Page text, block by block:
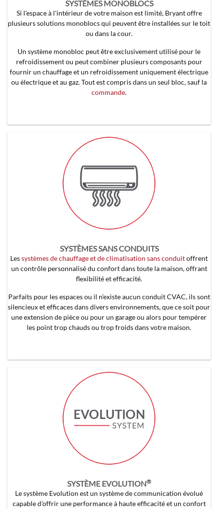
SYSTÈMES MONOBLOCS
Si l'espace à l'intérieur de votre maison est limité, Bryant offre
plusieurs solutions monoblocs qui peuvent être installées sur le toit
ou dans la cour.
Un système monobloc peut être exclusivement utilisé pour le
refroidissement ou peut combiner plusieurs composants pour
fournir un chauffage et un refroidissement uniquement électrique
ou électrique et au gaz. Tout est compris dans un seul bloc, sauf la
commande.
SYSTÈMES SANS CONDUITS
Lessystèmes de chauffage et de climatisation sans conduitoffrent
un contrôle personnalisé du confort dans toute la maison, offrant
flexibilité et efficacité.
Parfaits pour les espaces ou il n’existe aucun conduit CVAC, ils sont
silencieux et efficaces dans divers environnements, que ce soit pour
une extension de pièce ou pour un garage ou alors pour tempérer
les point trop chauds ou trop froids dans votre maison.
SYSTÈME EVOLUTION®
Le système Evolution est un système de communication évolué
capable d’offrir une performance à haute efficacité et un confort